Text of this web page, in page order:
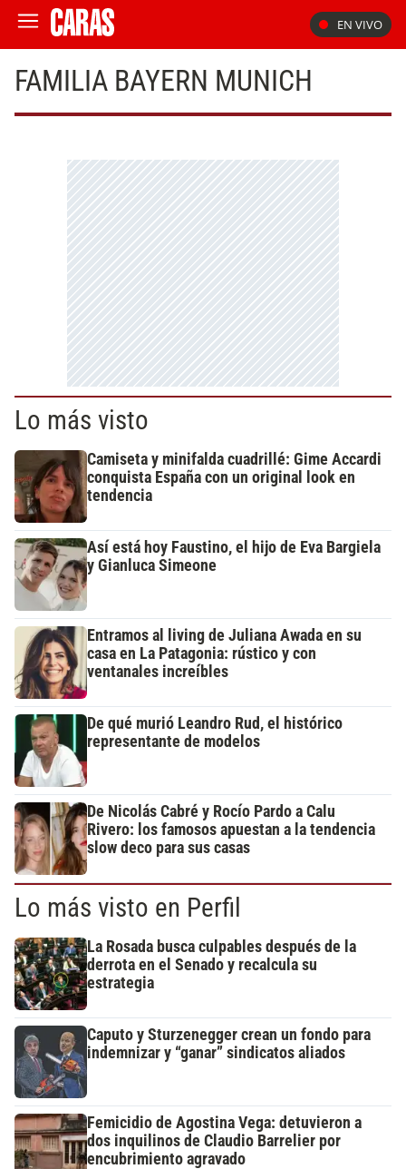
EN VIVO
FAMILIA BAYERN MUNICH
Lo más visto
Camiseta y minifalda cuadrillé: Gime Accardi
conquista España con un original look en
tendencia
Así está hoy Faustino, el hijo de Eva Bargiela
y Gianluca Simeone
Entramos al living de Juliana Awada en su
casa en La Patagonia: rústico y con
ventanales increíbles
De qué murió Leandro Rud, el histórico
representante de modelos
De Nicolás Cabré y Rocío Pardo a Calu
Rivero: los famosos apuestan a la tendencia
slow deco para sus casas
Lo más visto en Perfil
La Rosada busca culpables después de la
derrota en el Senado y recalcula su
estrategia
Caputo y Sturzenegger crean un fondo para
indemnizar y “ganar” sindicatos aliados
Femicidio de Agostina Vega: detuvieron a
dos inquilinos de Claudio Barrelier por
encubrimiento agravado